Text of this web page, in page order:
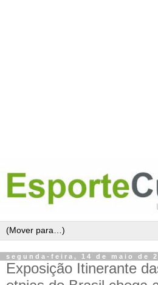
segunda-feira, 14 de maio de
Exposição Itinerante